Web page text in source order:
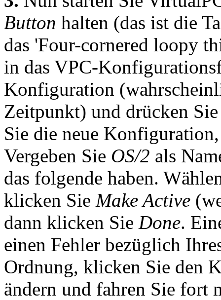
Button halten (das ist die
das 'Four-cornered loopy
in das VPC-
Konfiguration
Zeitpunkt) und drücken
Sie die neue
Vergeben Sie OS/2 als
das folgende haben.
klicken Sie Make Active
dann klicken Sie Done.
einen Fehler bezüglich
Ordnung, klicken Sie den
ändern und fahren Sie fort